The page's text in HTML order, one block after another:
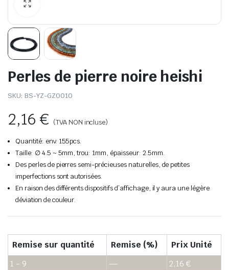
Perles de pierre noire heishi
SKU: BS-YZ-GZ0010
2,16€ (TVA NON incluse)
Quantité: env. 155pcs.
Taille: ∅ 4.5 ~ 5mm, trou: 1mm, épaisseur: 2.5mm.
Des perles de pierres semi-précieuses naturelles, de petites
imperfections sont autorisées.
En raison des différents dispositifs d’affichage, il y aura une légère
déviation de couleur.
Remise sur quantité Remise (%)
Prix Unité
1 - 9
— 2,16 €